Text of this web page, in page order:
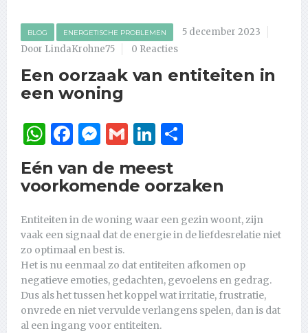
BLOG ENERGETISCHE PROBLEMEN
5 december 2023
Door LindaKrohne75
0 Reacties
Een oorzaak van entiteiten in
een woning
WhatsApp
Facebook
Messenger
GmailLinkedIn
Eén van de meest
voorkomende oorzaken
Entiteiten in de woning waar een gezin woont, zijn
vaak een signaal dat de energie in de liefdesrelatie niet
zo optimaal en best is.
Het is nu eenmaal zo dat entiteiten afkomen op
negatieve emoties, gedachten, gevoelens en gedrag.
Dus als het tussen het koppel wat irritatie, frustratie,
onvrede en niet vervulde verlangens spelen, dan is dat
al een ingang voor entiteiten.